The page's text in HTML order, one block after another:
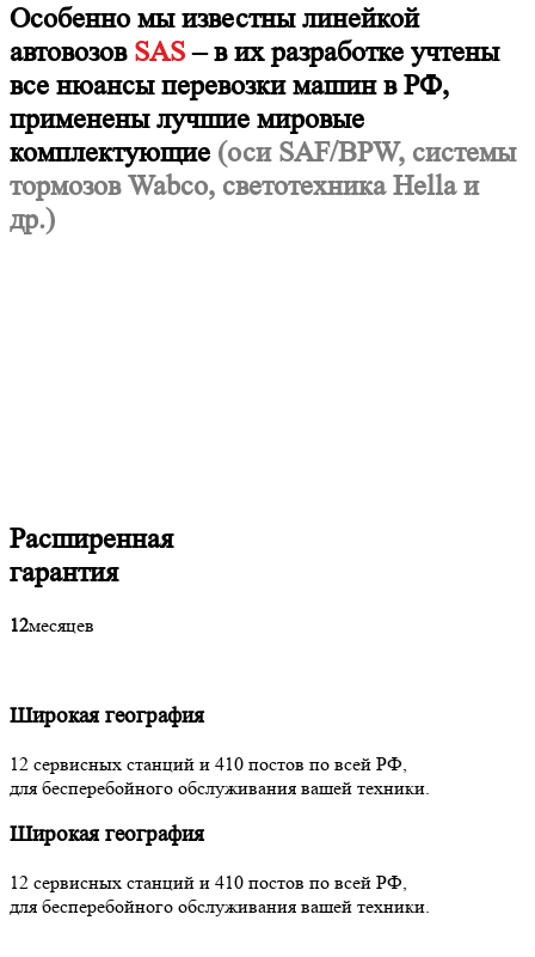
Особенно мы известны линейкой
автовозов SAS– в их разработке учтены
все нюансы перевозки машин в РФ,
применены лучшие мировые
комплектующие (оси SAF/BPW, системы
тормозов Wabco, светотехника Hella и
др.)
Расширенная
гарантия
12месяцев
Широкая география
12 сервисных станций и 410 постов по всей РФ,
для бесперебойного обслуживания вашей техники.
Широкая география
12 сервисных станций и 410 постов по всей РФ,
для бесперебойного обслуживания вашей техники.